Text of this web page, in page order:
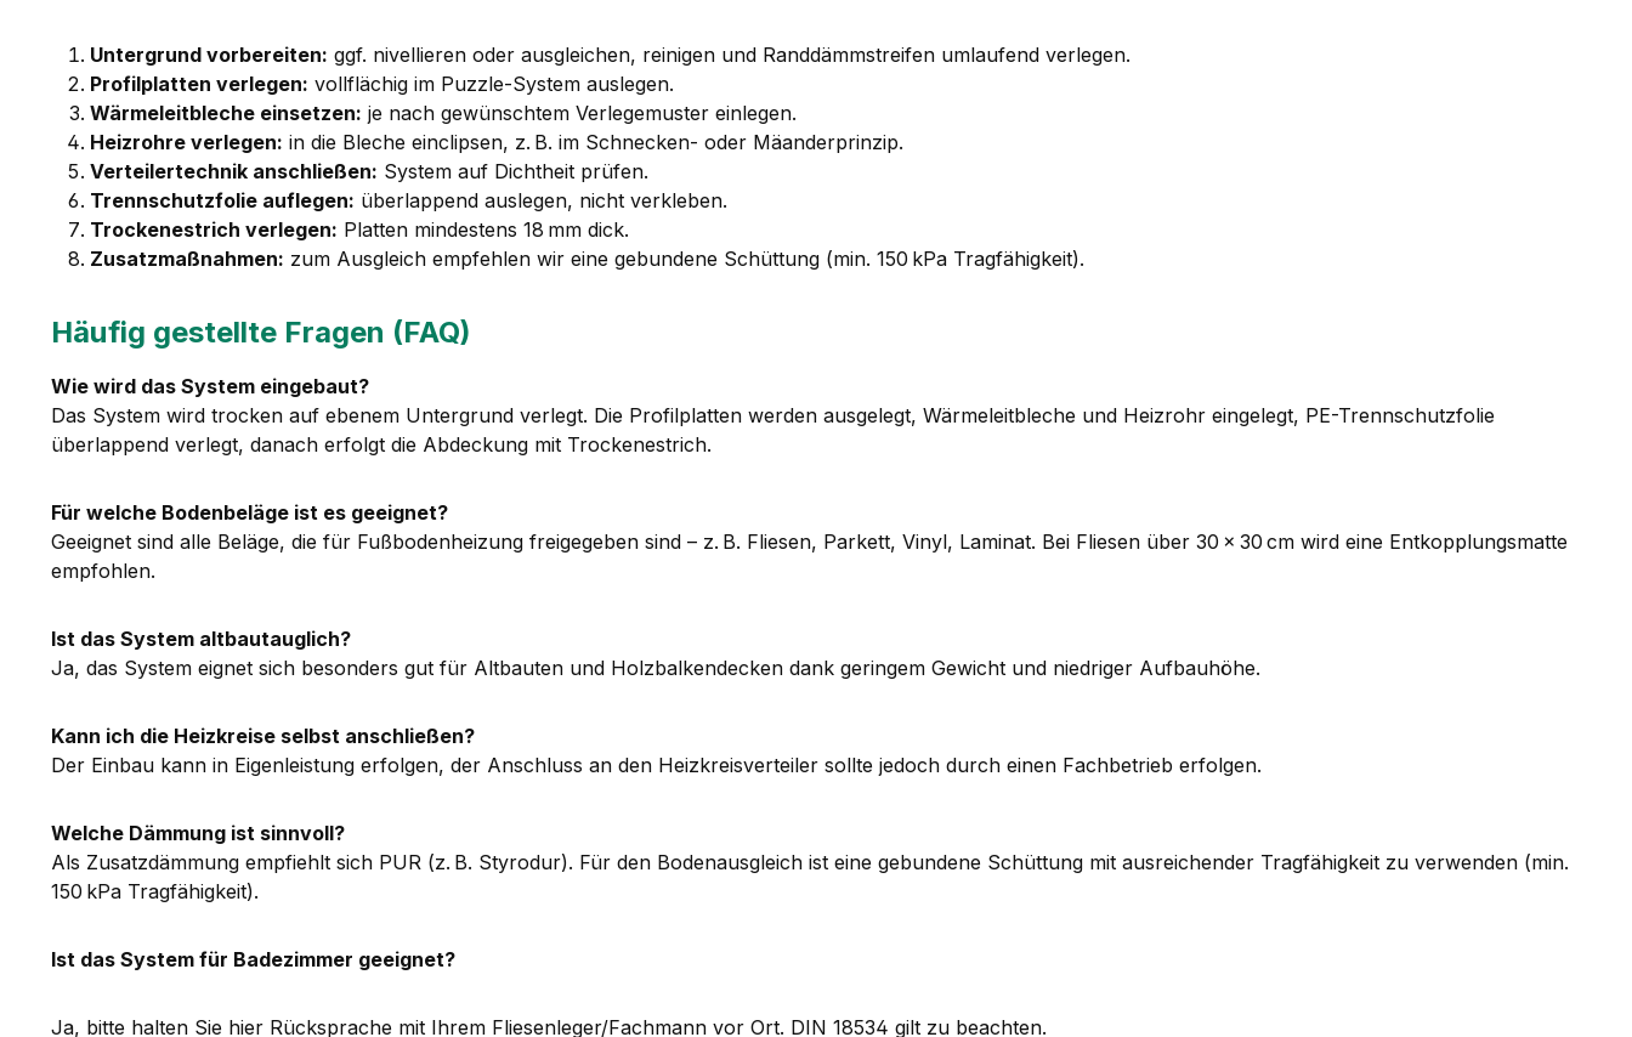
Untergrund vorbereiten: ggf. nivellieren oder ausgleichen, reinigen und Randdämmstreifen umlaufend verlegen.
Profilplatten verlegen: vollflächig im Puzzle-System auslegen.
Wärmeleitbleche einsetzen: je nach gewünschtem Verlegemuster einlegen.
Heizrohre verlegen: in die Bleche einclipsen, z. B. im Schnecken- oder Mäanderprinzip.
Verteilertechnik anschließen: System auf Dichtheit prüfen.
Trennschutzfolie auflegen: überlappend auslegen, nicht verkleben.
Trockenestrich verlegen: Platten mindestens 18 mm dick.
Zusatzmaßnahmen: zum Ausgleich empfehlen wir eine gebundene Schüttung (min. 150 kPa Tragfähigkeit).
Häufig gestellte Fragen (FAQ)
Wie wird das System eingebaut?
Das System wird trocken auf ebenem Untergrund verlegt. Die Profilplatten werden ausgelegt, Wärmeleitbleche und Heizrohr eingelegt, PE-Trennschutzfolie
überlappend verlegt, danach erfolgt die Abdeckung mit Trockenestrich.
Für welche Bodenbeläge ist es geeignet?
Geeignet sind alle Beläge, die für Fußbodenheizung freigegeben sind – z. B. Fliesen, Parkett, Vinyl, Laminat. Bei Fliesen über 30 × 30 cm wird eine Entkopplungsmatte
empfohlen.
Ist das System altbautauglich?
Ja, das System eignet sich besonders gut für Altbauten und Holzbalkendecken dank geringem Gewicht und niedriger Aufbauhöhe.
Kann ich die Heizkreise selbst anschließen?
Der Einbau kann in Eigenleistung erfolgen, der Anschluss an den Heizkreisverteiler sollte jedoch durch einen Fachbetrieb erfolgen.
Welche Dämmung ist sinnvoll?
Als Zusatzdämmung empfiehlt sich PUR (z. B. Styrodur). Für den Bodenausgleich ist eine gebundene Schüttung mit ausreichender Tragfähigkeit zu verwenden (min.
150 kPa Tragfähigkeit).
Ist das System für Badezimmer geeignet?
Ja, bitte halten Sie hier Rücksprache mit Ihrem Fliesenleger/Fachmann vor Ort. DIN 18534 gilt zu beachten.